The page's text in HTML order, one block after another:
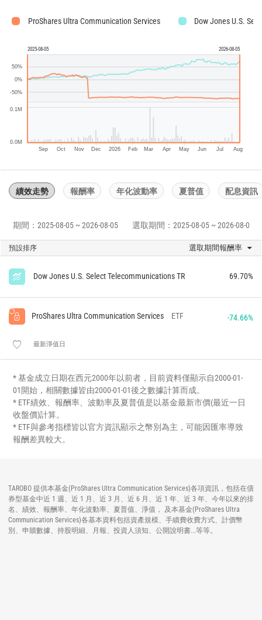
ProShares Ultra Communication Services Dow Jones U.S.
2025-08-05 2026-08-05
Sep Oct Nov Dec 2026 Feb Mar Apr May Jun Jul Aug
0.0M
0.1M
-50%
0%
50%
績效走勢 報酬率 年化波動率 夏普值 配息資訊
期間：2025-08-05 ~ 2026-08-05 選取期間：2025-08-05 ~ 2026-08-05
預設排序 選取期間報酬率
Dow Jones U.S. Select Telecommunications TR 69.70%
ProShares Ultra Communication Services ETF -74.66%
最新淨值日
* 基金成立日期在西元2000年以前者，目前資料僅顯示自2000-01-
01開始，相關數據皆由2000-01-01後之數據計算而成。
* ETF績效、報酬率、波動率及夏普值是以基金最新市價(最近一日
收盤價)計算。
* ETF與參考指標皆以官方資訊顯示之幣別為主，可能因匯率導致
報酬差異較大。
TAROBO 提供本基金(ProShares Ultra Communication Services)各項資訊，包括在債
券型基金中近 1 週、近 1 月、近 3 月、近 6 月、近 1 年、近 3 年、今年以來的排
名、績效、報酬率、年化波動率、夏普值、淨值， 及本基金(ProShares Ultra
Communication Services)各基本資料包括資產規模、手續費收費方式、計價幣
別、申贖數據、持股明細、月報、投資人須知、公開說明書...等等。